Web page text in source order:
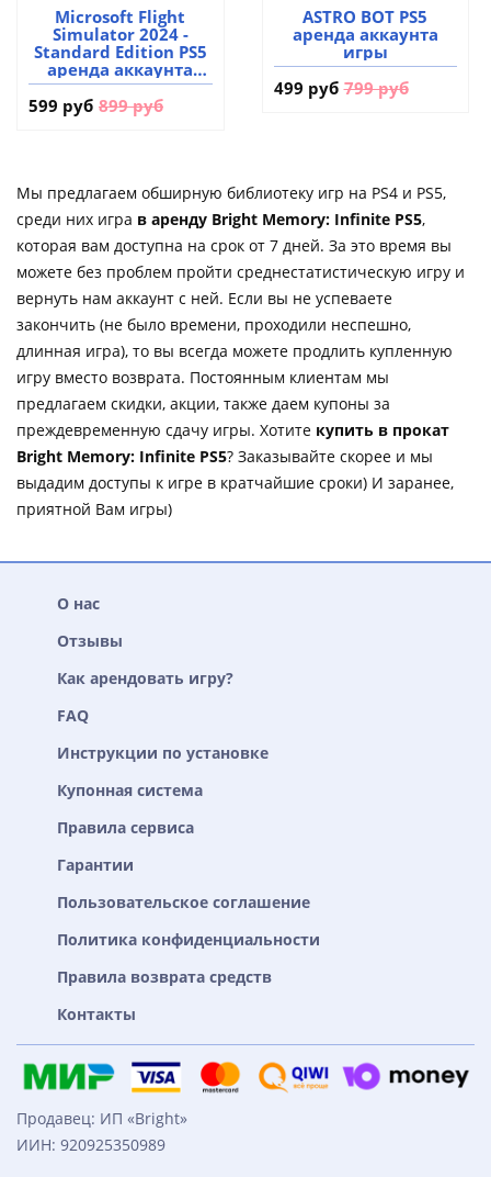
Microsoft Flight
Simulator 2024 -
Standard Edition PS5
аренда аккаунта
игры
599 руб 899 руб
ASTRO BOT PS5
аренда аккаунта
игры
499 руб 799 руб
Мы предлагаем обширную библиотеку игр на PS4 и PS5,
среди них игра в аренду Bright Memory: Infinite PS5,
которая вам доступна на срок от 7 дней. За это время вы
можете без проблем пройти среднестатистическую игру и
вернуть нам аккаунт с ней. Если вы не успеваете
закончить (не было времени, проходили неспешно,
длинная игра), то вы всегда можете продлить купленную
игру вместо возврата. Постоянным клиентам мы
предлагаем скидки, акции, также даем купоны за
преждевременную сдачу игры. Хотите купить в прокат
Bright Memory: Infinite PS5? Заказывайте скорее и мы
выдадим доступы к игре в кратчайшие сроки) И заранее,
приятной Вам игры)
О нас
Отзывы
Как арендовать игру?
FAQ
Инструкции по установке
Купонная система
Правила сервиса
Гарантии
Пользовательское соглашение
Политика конфиденциальности
Правила возврата средств
Контакты
Продавец: ИП «Bright»
ИИН: 920925350989